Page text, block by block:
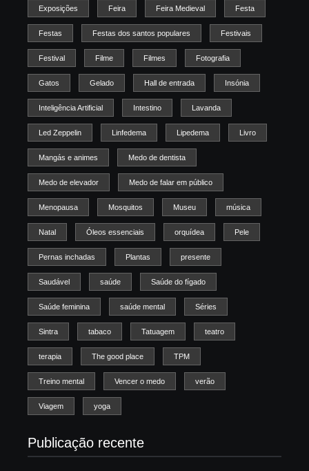
Exposições Feira Feira Medieval Festa
Festas Festas dos santos populares Festivais
Festival Filme Filmes Fotografia
Gatos Gelado Hall de entrada Insónia
Inteligência Artificial Intestino Lavanda
Led Zeppelin Linfedema Lipedema Livro
Mangás e animes Medo de dentista
Medo de elevador Medo de falar em público
Menopausa Mosquitos Museu música
Natal Óleos essenciais orquídea Pele
Pernas inchadas Plantas presente
Saudável saúde Saúde do fígado
Saúde feminina saúde mental Séries
Sintra tabaco Tatuagem teatro
terapia The good place TPM
Treino mental Vencer o medo verão
Viagem yoga
Publicação recente